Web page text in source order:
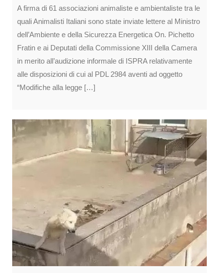
A firma di 61 associazioni animaliste e ambientaliste tra le
quali Animalisti Italiani sono state inviate lettere al Ministro
dell’Ambiente e della Sicurezza Energetica On. Pichetto
Fratin e ai Deputati della Commissione XIII della Camera
in merito all’audizione informale di ISPRA relativamente
alle disposizioni di cui al PDL 2984 aventi ad oggetto
“Modifiche alla legge […]